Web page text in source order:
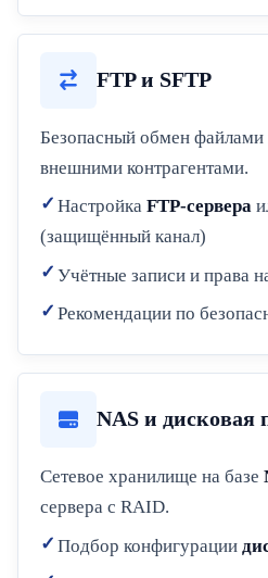
FTP и SFTP
Безопасный обмен файлами
внешними контрагентами.
Настройка FTP-сервера
(защищённый канал)
Учётные записи и права
Рекомендации по
NAS и дисковая
Сетевое хранилище на базе
сервера с RAID.
Подбор конфигурации